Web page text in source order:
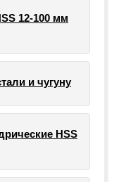
12-100 мм
и чугуну
HSS